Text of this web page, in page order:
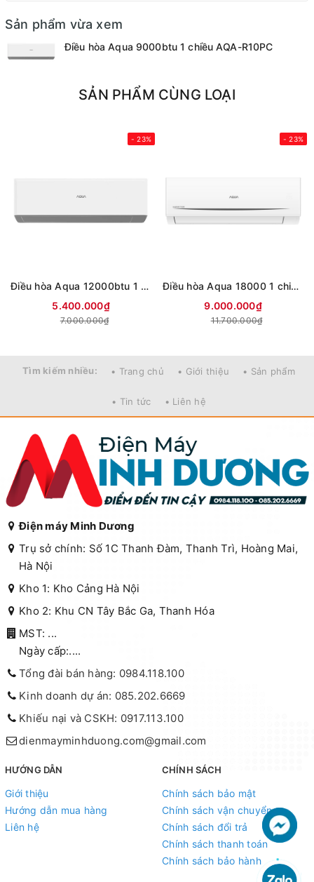
Sản phẩm vừa xem
Điều hòa Aqua 9000btu 1 chiều AQA-R10PC
SẢN PHẨM CÙNG LOẠI
- 23%
Điều hòa Aqua 12000btu 1 chiều AQA-R13PC
5.400.000₫
7.000.000₫
- 23%
Điều hòa Aqua 18000 1 chiều inverter AQA R18PC
9.000.000₫
11.700.000₫
Tìm kiếm nhiều: • Trang chủ • Giới thiệu • Sản phẩm
• Tin tức • Liên hệ
Điện máy Minh Dương
Trụ sở chính: Số 1C Thanh Đàm, Thanh Trì, Hoàng Mai,
Hà Nội
Kho 1: Kho Cảng Hà Nội
Kho 2: Khu CN Tây Bắc Ga, Thanh Hóa
MST: ...
Ngày cấp:....
Tổng đài bán hàng: 0984.118.100
Kinh doanh dự án: 085.202.6669
Khiếu nại và CSKH: 0917.113.100
dienmayminhduong.com@gmail.com
HƯỚNG DẪN
Giới thiệu
Hướng dẫn mua hàng
Liên hệ
CHÍNH SÁCH
Chính sách bảo mật
Chính sách vận chuyển
Chính sách đổi trả
Chính sách thanh toán
Chính sách bảo hành